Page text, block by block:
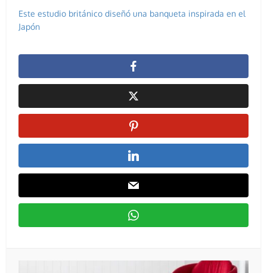
Este estudio británico diseñó una banqueta inspirada en el
Japón